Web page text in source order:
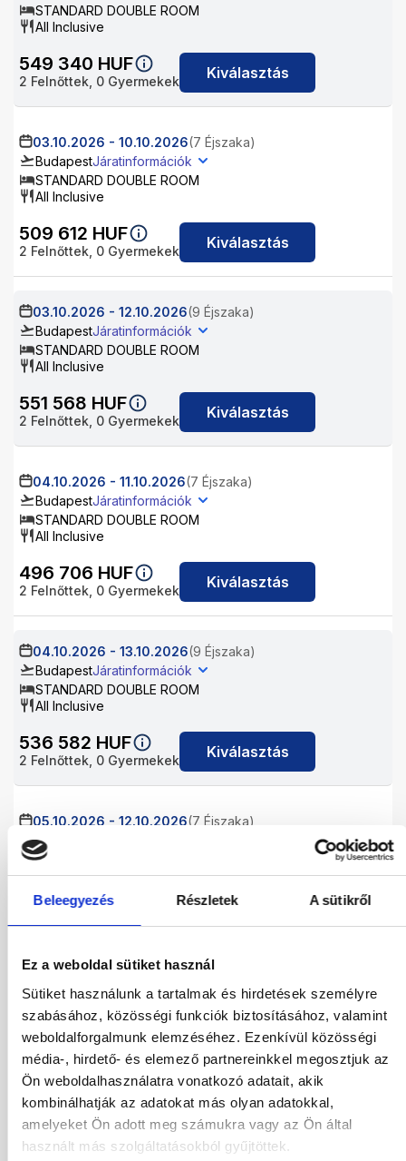
Beleegyezés Részletek A sütikről
Ez a weboldal sütiket használ
Sütiket használunk a tartalmak és hirdetések személyre
szabásához, közösségi funkciók biztosításához, valamint
weboldalforgalmunk elemzéséhez. Ezenkívül közösségi
média-, hirdető- és elemező partnereinkkel megosztjuk az
Ön weboldalhasználatra vonatkozó adatait, akik
kombinálhatják az adatokat más olyan adatokkal,
amelyeket Ön adott meg számukra vagy az Ön által
használt más szolgáltatásokból gyűjtöttek.
STANDARD DOUBLE ROOM
All Inclusive
549 340 HUF
2 Felnőttek, 0 Gyermekek Kiválasztás
03.10.2026 - 10.10.2026(7 Éjszaka)
BudapestJáratinformációk
STANDARD DOUBLE ROOM
All Inclusive
509 612 HUF
2 Felnőttek, 0 Gyermekek Kiválasztás
03.10.2026 - 12.10.2026(9 Éjszaka)
BudapestJáratinformációk
STANDARD DOUBLE ROOM
All Inclusive
551 568 HUF
2 Felnőttek, 0 Gyermekek Kiválasztás
04.10.2026 - 11.10.2026(7 Éjszaka)
BudapestJáratinformációk
STANDARD DOUBLE ROOM
All Inclusive
496 706 HUF
2 Felnőttek, 0 Gyermekek Kiválasztás
04.10.2026 - 13.10.2026(9 Éjszaka)
BudapestJáratinformációk
STANDARD DOUBLE ROOM
All Inclusive
536 582 HUF
2 Felnőttek, 0 Gyermekek Kiválasztás
05.10.2026 - 12.10.2026(7 Éjszaka)
Budapest
STANDARD DOUBLE ROOM
All Inclusive
481 720HUF
2Felnőttek,0 Gyermekek Kiválasztás
05.10.2026- 14.10.2026(9 Éjszaka)
BudapestJáratinformációk
STANDARD DOUBLE ROOM
All Inclusive
564 622HUF
2Felnőttek,0 Gyermekek Kiválasztás